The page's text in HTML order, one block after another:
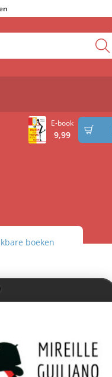
E-book
9,99
boeken